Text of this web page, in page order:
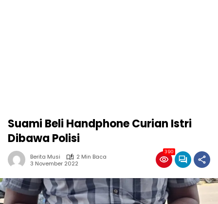
Suami Beli Handphone Curian Istri
Dibawa Polisi
Berita Musi
2 Min Baca
3 November 2022
390